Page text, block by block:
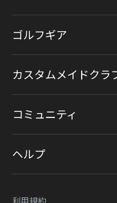
ゴルフギア
カスタムメイドクラ
コミュニティ
ヘルプ
利用規約